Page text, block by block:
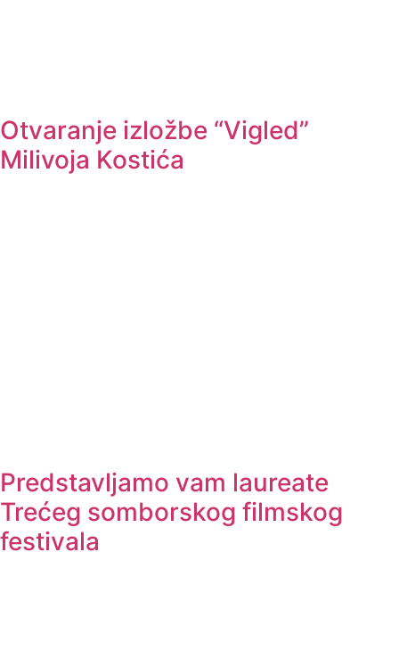
Otvaranje izložbe “Vigled”
Milivoja Kostića
Predstavljamo vam laureate
Trećeg somborskog filmskog
festivala